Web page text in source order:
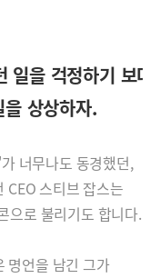
일을 걱정하기 보
을 상상하자.
'가 너무나도 동경했던,
CEO 스티브 잡스는
으로 불리기도 합니다.
명언을 남긴 그가